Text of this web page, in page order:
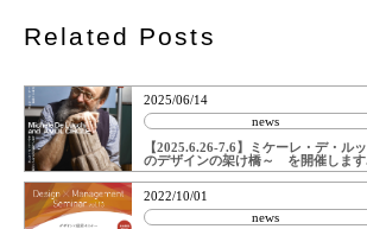
ン
Related Posts
2025/06/14
news
【2025.6.26-7.6】ミケーレ・デ・ル
のデザインの架け橋～ を開催します
2022/10/01
news